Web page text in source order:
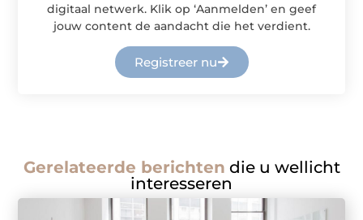
digitaal netwerk. Klik op ‘Aanmelden’ en geef
jouw content de aandacht die het verdient.
Registreer nu
Gerelateerde berichten die u wellicht
interesseren